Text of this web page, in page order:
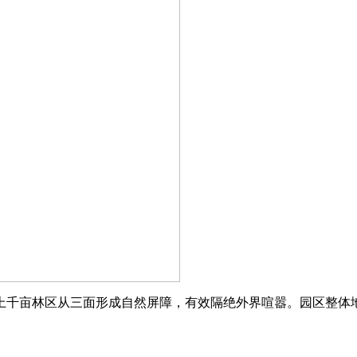
亩林区从三面形成自然屏障，有效隔绝外界喧嚣。园区整